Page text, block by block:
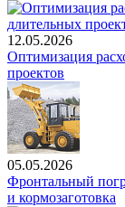
12.05.2026
Оптимизация
проектов
05.05.2026
Фронтальный
и кормозаготовка